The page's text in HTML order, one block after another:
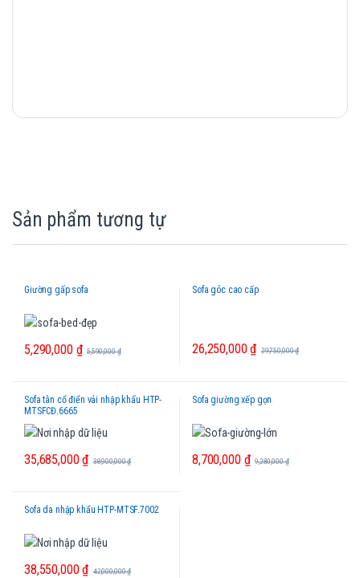
Sản phẩm tương tự
Giường gấp sofa
5,290,000 ₫ 5,590,000₫
Sofa góc cao cấp
26,250,000₫ 29,750,000₫
Sofa tân cổ điển vải nhập khẩu HTP-
MTSFCĐ.6665
35,685,000₫ 38,900,000₫
Sofa giường xếp gọn
8,700,000 ₫ 9,280,000₫
Sofa da nhập khẩu HTP-MTSF.7002
38,550,000₫ 42,000,000₫